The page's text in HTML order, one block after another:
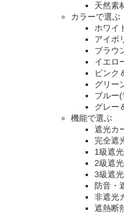
天然素
カラーで選ぶ
ホワイ
アイボ
ブラウ
イエロ
ピンク
グリー
ブルー
グレー
機能で選ぶ
遮光カ
完全遮
1級遮
2級遮
3級遮
防音・
非遮光
遮熱断